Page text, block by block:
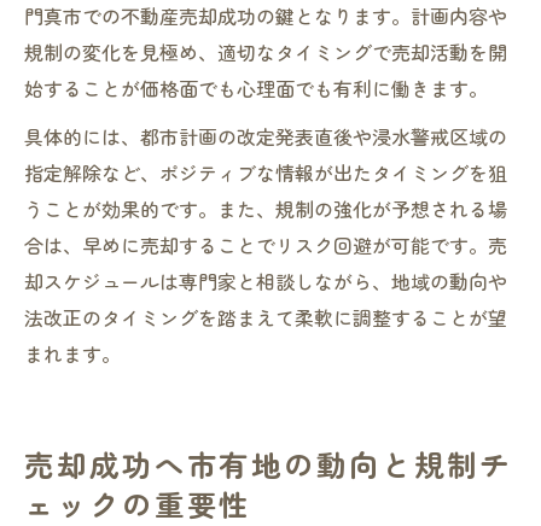
門真市での不動産売却成功の鍵となります。計画内容や
規制の変化を見極め、適切なタイミングで売却活動を開
始することが価格面でも心理面でも有利に働きます。
具体的には、都市計画の改定発表直後や浸水警戒区域の
指定解除など、ポジティブな情報が出たタイミングを狙
うことが効果的です。また、規制の強化が予想される場
合は、早めに売却することでリスク回避が可能です。売
却スケジュールは専門家と相談しながら、地域の動向や
法改正のタイミングを踏まえて柔軟に調整することが望
まれます。
売却成功へ市有地の動向と規制チ
ェックの重要性